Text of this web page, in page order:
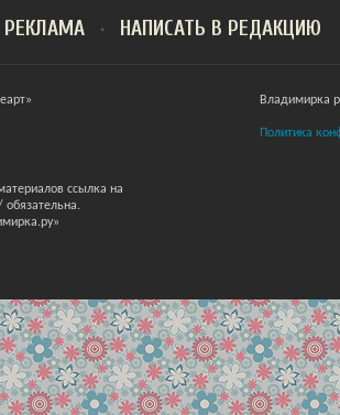
РЕКЛАМА НАПИСАТЬ В РЕДАКЦИЮ
ссылка на
Владимирка
Политика